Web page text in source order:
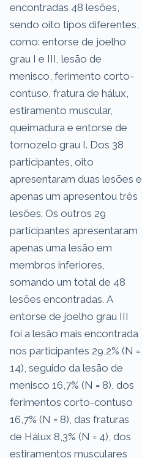
encontradas 48 lesões,
sendo oito tipos diferentes,
como: entorse de joelho
grau I e III, lesão de
menisco, ferimento corto-
contuso, fratura de hálux,
estiramento muscular,
queimadura e entorse de
tornozelo grau I. Dos 38
participantes, oito
apresentaram duas lesões e
apenas um apresentou três
lesões. Os outros 29
participantes apresentaram
apenas uma lesão em
membros inferiores,
somando um total de 48
lesões encontradas. A
entorse de joelho grau III
foi a lesão mais encontrada
nos participantes 29,2% (N =
14), seguido da lesão de
menisco 16,7% (N = 8), dos
ferimentos corto-contuso
16,7% (N = 8), das fraturas
de Hálux 8,3% (N = 4), dos
estiramentos musculares